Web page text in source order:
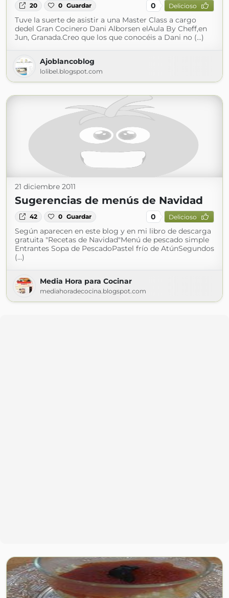
20 0 Guardar 0 Delicioso
Tuve la suerte de asistir a una Master Class a cargo
dedel Gran Cocinero Dani Alborsen elAula By Cheff,en
Jun, Granada.Creo que los que conocéis a Dani no (...)
Ajoblancoblog
lolibel.blogspot.com
21 diciembre 2011
Sugerencias de menús de Navidad
42 0 Guardar 0 Delicioso
Según aparecen en este blog y en mi libro de descarga
gratuita "Recetas de Navidad"Menú de pescado simple
Entrantes Sopa de PescadoPastel frío de AtúnSegundos
(...)
Media Hora para Cocinar
mediahoradecocina.blogspot.com